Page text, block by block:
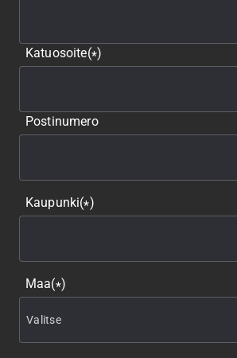
Katuosoite(*)
Postinumero
Kaupunki(*)
Maa(*)